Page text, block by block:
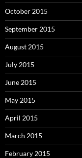
October 2015
September 2015
August 2015
July 2015
June 2015
May 2015
April 2015
March 2015
February 2015